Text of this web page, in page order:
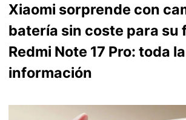
Xiaomi sorprende con
batería sin coste para su
Redmi Note 17 Pro: toda la
información